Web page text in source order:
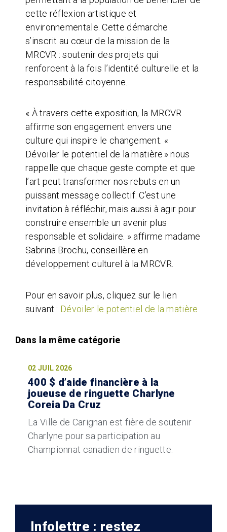
cette réflexion artistique et
environnementale. Cette démarche
s’inscrit au cœur de la mission de la
MRCVR : soutenir des projets qui
renforcent à la fois l’identité culturelle et la
responsabilité citoyenne.
« À travers cette exposition, la MRCVR
affirme son engagement envers une
culture qui inspire le changement. «
Dévoiler le potentiel de la matière » nous
rappelle que chaque geste compte et que
l’art peut transformer nos rebuts en un
puissant message collectif. C’est une
invitation à réfléchir, mais aussi à agir pour
construire ensemble un avenir plus
responsable et solidaire. » affirme madame
Sabrina Brochu, conseillère en
développement culturel à la MRCVR.
Pour en savoir plus, cliquez sur le lien
suivant : Dévoiler le potentiel de la matière
02 JUIL 2026
400 $ d’aide financière à la
joueuse de ringuette Charlyne
Coreia Da Cruz
La Ville de Carignan est fière de soutenir
Charlyne pour sa participation au
Championnat canadien de ringuette.
Infolettre : restez